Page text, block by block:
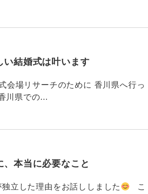
い結婚式は叶います
場リサーチのために 香川県へ行っ
川県での…
本当に必要なこと
立した理由をお話ししました
こ